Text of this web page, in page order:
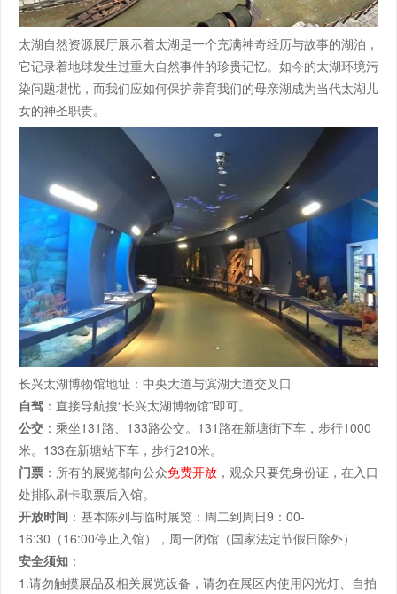
太湖自然资源展厅展示着太湖是一个充满神奇经历与故事的湖泊，
它记录着地球发生过重大自然事件的珍贵记忆。如今的太湖环境污
染问题堪忧，而我们应如何保护养育我们的母亲湖成为当代太湖儿
女的神圣职责。
长兴太湖博物馆地址：中央大道与滨湖大道交叉口
自驾 ：直接导航搜“长兴太湖博物馆”即可。
公交 ：乘坐131路、133路公交。131路在新塘街下车，步行1000
米。133在新塘站下车，步行210米。
门票 ：所有的展览都向公众免费开放 ，观众只要凭身份证，在入口
处排队刷卡取票后入馆。
开放时间 ：基本陈列与临时展览：周二到周日9：00-
16:30（16:00停止入馆），周一闭馆（国家法定节假日除外）
安全须知 ：
1.请勿触摸展品及相关展览设备，请勿在展区内使用闪光灯、自拍